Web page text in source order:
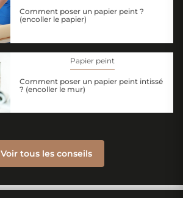
Comment poser un papier peint ?
(encoller le papier)
Papier peint
Comment poser un papier peint intissé
? (encoller le mur)
Voir tous les conseils